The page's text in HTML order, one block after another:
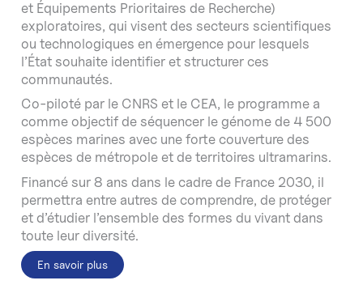
et Équipements Prioritaires de Recherche)
exploratoires, qui visent des secteurs scientifiques
ou technologiques en émergence pour lesquels
l’État souhaite identifier et structurer ces
communautés.
Co-piloté par le CNRS et le CEA, le programme a
comme objectif de séquencer le génome de 4 500
espèces marines avec une forte couverture des
espèces de métropole et de territoires ultramarins.
Financé sur 8 ans dans le cadre de France 2030, il
permettra entre autres de comprendre, de protéger
et d’étudier l’ensemble des formes du vivant dans
toute leur diversité.
En savoir plus